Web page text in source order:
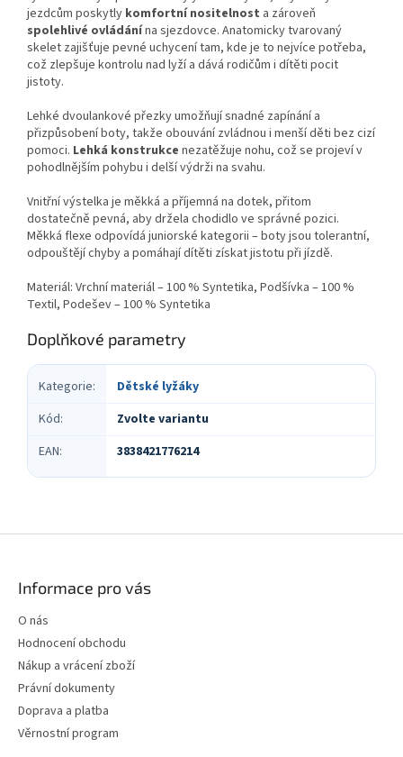
jezdcům poskytly komfortní nositelnost a zároveň
spolehlivé ovládánína sjezdovce. Anatomicky tvarovaný
skelet zajišťuje pevné uchycení tam, kde je to nejvíce potřeba,
což zlepšuje kontrolu nad lyží a dává rodičům i dítěti pocit
jistoty.
Lehké dvoulankové přezky umožňují snadné zapínání a
přizpůsobení boty, takže obouvání zvládnou i menší děti bez cizí
pomoci. Lehká konstrukce nezatěžuje nohu, což se projeví v
pohodlnějším pohybu i delší výdrži na svahu.
Vnitřní výstelka je měkká a příjemná na dotek, přitom
dostatečně pevná, aby držela chodidlo ve správné pozici.
Měkká flexe odpovídá juniorské kategorii – boty jsou tolerantní,
odpouštějí chyby a pomáhají dítěti získat jistotu při jízdě.
Materiál: Vrchní materiál – 100 % Syntetika, Podšívka – 100 %
Textil, Podešev – 100 % Syntetika
Doplňkové parametry
Kategorie:
Dětské lyžáky
Kód:
Zvolte variantu
EAN: 3838421776214
Informace pro vás
O nás
Hodnocení obchodu
Nákup a vrácení zboží
Právní dokumenty
Doprava a platba
Věrnostní program